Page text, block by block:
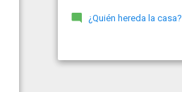
¿Quién hereda la casa?